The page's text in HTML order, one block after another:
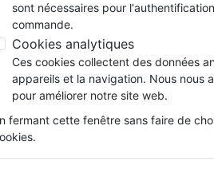
Testaments
Couple
Latino, Folk
Soul
animés
conférences
Nouveau Testament Darby, de
Nouveau
broché
Version :Darby
EditeurBibles et
sont nécessaires pour
commande.
Cookies analytiques
Ces cookies collectent des données
appareils et la navigation. Nous nous
pour améliorer notre site web.
fermant cette fenêtre sans faire de